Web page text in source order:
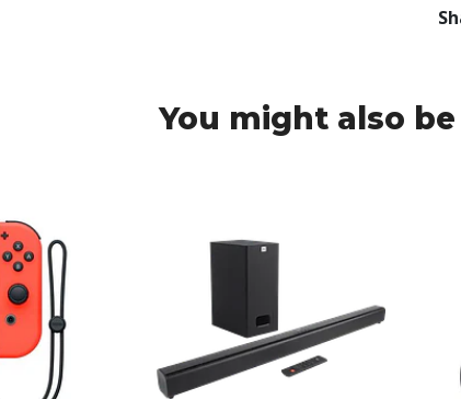
You might also